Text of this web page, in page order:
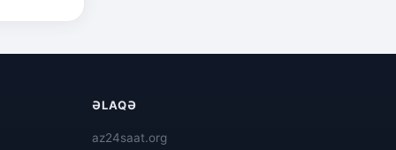
ƏLAQƏ
az24saat.org